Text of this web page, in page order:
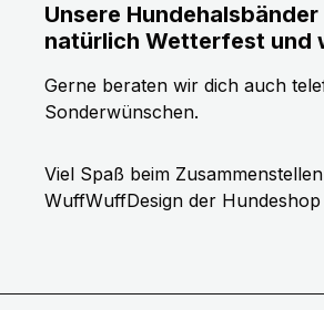
Unsere Hundehalsbänder
natürlich Wetterfest und
Gerne beraten wir dich auch
Sonderwünschen.
Viel Spaß beim
WuffWuffDesign der Hundeshop